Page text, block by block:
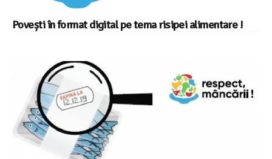
Povești în format digital pe tema risipei alimentare !